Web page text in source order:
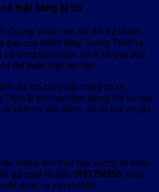
mặt hàng bị lỗi
Cường Thịnh cam kết đổi trả nhanh
gian của khách hàng. Cường Thịnh tự
co trong nhiều năm, rất ít khi gặp phải
thể hoàn toàn yên tâm.
địa chỉ cung cấp màng co tại
là một lựa chọn không thể bỏ qua,
kiểm tra sản phẩm, tối ưu hóa chi phí
không đến trực tiếp xưởng để khảo
gọi ngay Hotline 0932756950, hoặc
để được tư vấn chi tiết!